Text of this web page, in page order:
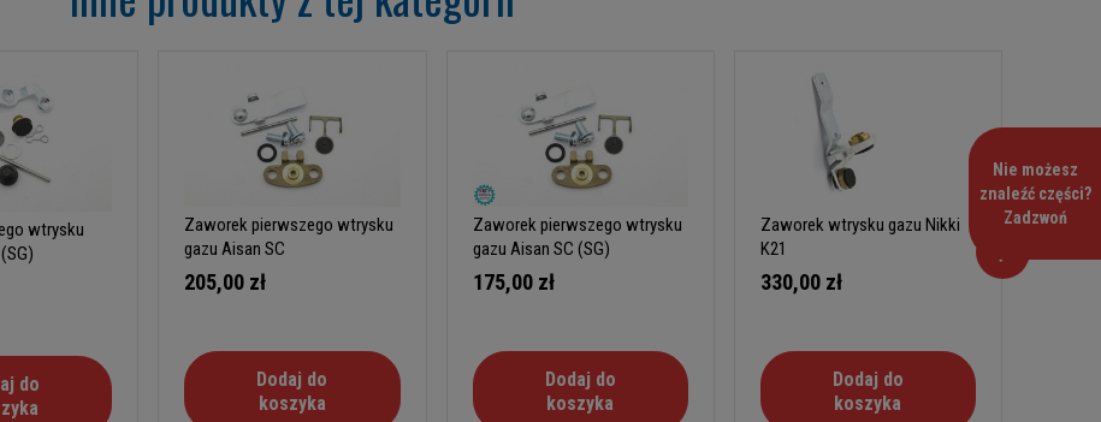
wtrysku
do
Zaworek pierwszego wtrysku
gazu Aisan SC
205,00 zł
Dodaj do
koszyka
Zaworek pierwszego wtrysku
gazu Aisan SC (SG)
175,00 zł
Dodaj do
koszyka
Zaworek wtrysku gazu Nikki
K21
330,00 zł
Dodaj do
koszyka
Nie możesz
znaleźć części?
Zadzwoń